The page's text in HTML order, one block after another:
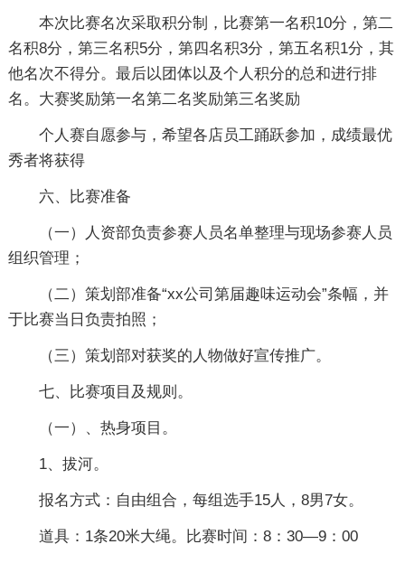
本次比赛名次采取积分制，比赛第一名积10分，第二
名积8分，第三名积5分，第四名积3分，第五名积1分，其
他名次不得分。最后以团体以及个人积分的总和进行排
名。大赛奖励第一名第二名奖励第三名奖励
个人赛自愿参与，希望各店员工踊跃参加，成绩最优
秀者将获得
六、比赛准备
（一）人资部负责参赛人员名单整理与现场参赛人员
组织管理；
（二）策划部准备“xx公司第届趣味运动会”条幅，并
于比赛当日负责拍照；
（三）策划部对获奖的人物做好宣传推广。
七、比赛项目及规则。
（一）、热身项目。
1、拔河。
报名方式：自由组合，每组选手15人，8男7女。
道具：1条20米大绳。比赛时间：8：30—9：00